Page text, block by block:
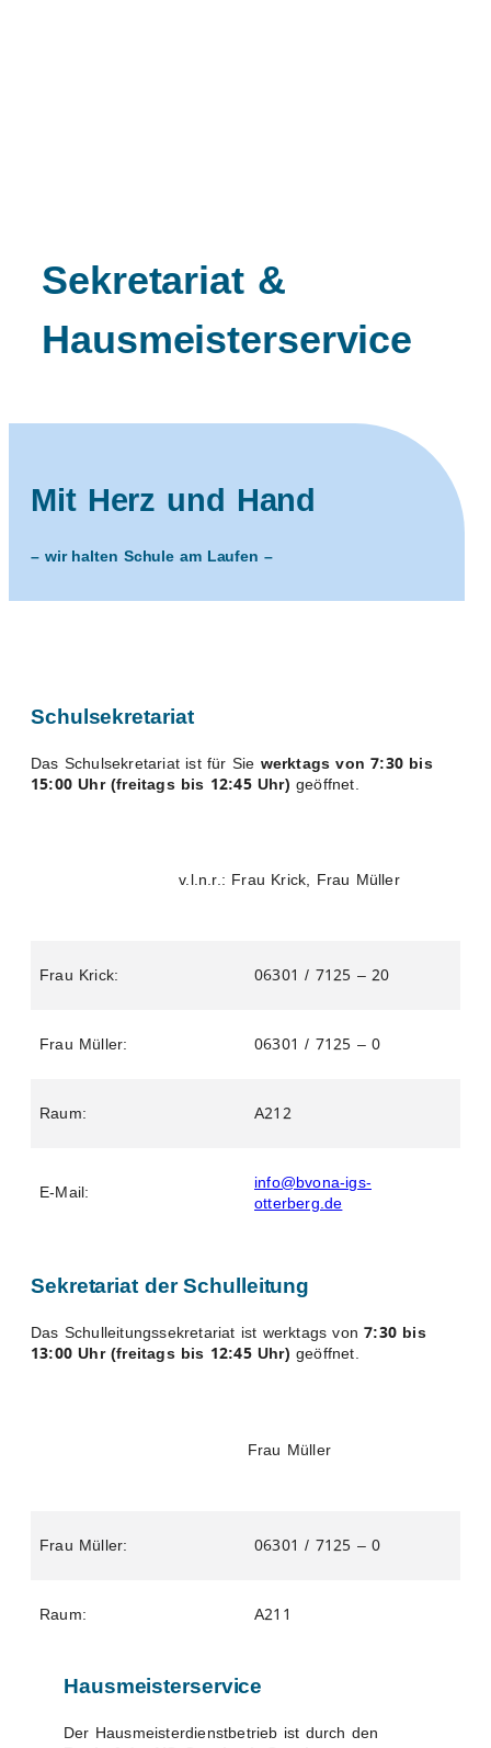
Sekretariat &
Hausmeisterservice
Mit Herz und Hand
– wir halten Schule am Laufen –
Schulsekretariat
Das Schulsekretariat ist für Sie werktags von 7:30 bis
15:00 Uhr (freitags bis 12:45 Uhr) geöffnet.
v.l.n.r.: Frau Krick, Frau Müller
Frau Krick: 06301 / 7125 – 20
Frau Müller: 06301 / 7125 – 0
Raum: A212
E-Mail: info@bvona-igs-
otterberg.de
Sekretariat der Schulleitung
Das Schulleitungssekretariat ist werktags von7:30 bis
13:00 Uhr (freitags bis 12:45 Uhr) geöffnet.
Frau Müller
Frau Müller: 06301 / 7125 – 0
Raum: A211
Hausmeisterservice
Der Hausmeisterdienstbetrieb ist durch den